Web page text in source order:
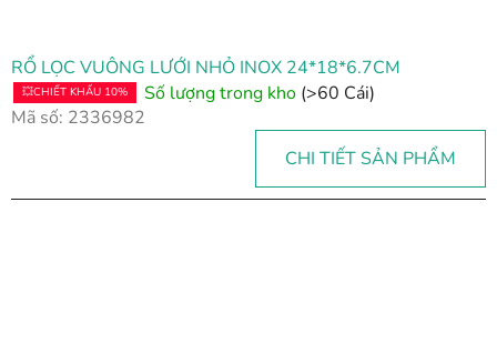
RỔ LỌC VUÔNG LƯỚI NHỎ INOX 24*18*6.7CM
💥CHIẾT KHẤU 10% Số lượng trong kho (>60 Cái)
Mã số: 2336982
CHI TIẾT SẢN PHẨM